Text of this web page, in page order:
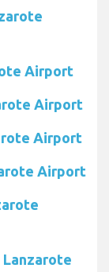
Airport
Airport
Airport
Airport